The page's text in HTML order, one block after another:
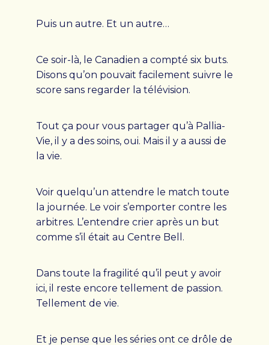
Puis un autre. Et un autre…
Ce soir-là, le Canadien a compté six buts.
Disons qu’on pouvait facilement suivre le
score sans regarder la télévision.
Tout ça pour vous partager qu’à Pallia-
Vie, il y a des soins, oui. Mais il y a aussi de
la vie.
Voir quelqu’un attendre le match toute
la journée. Le voir s’emporter contre les
arbitres. L’entendre crier après un but
comme s’il était au Centre Bell.
Dans toute la fragilité qu’il peut y avoir
ici, il reste encore tellement de passion.
Tellement de vie.
Et je pense que les séries ont ce drôle de